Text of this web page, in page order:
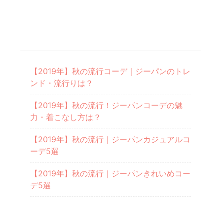
【2019年】秋の流行コーデ｜ジーパンのトレ
ンド・流行りは？
【2019年】秋の流行！ジーパンコーデの魅
力・着こなし方は？
【2019年】秋の流行｜ジーパンカジュアルコ
ーデ5選
【2019年】秋の流行｜ジーパンきれいめコー
デ5選